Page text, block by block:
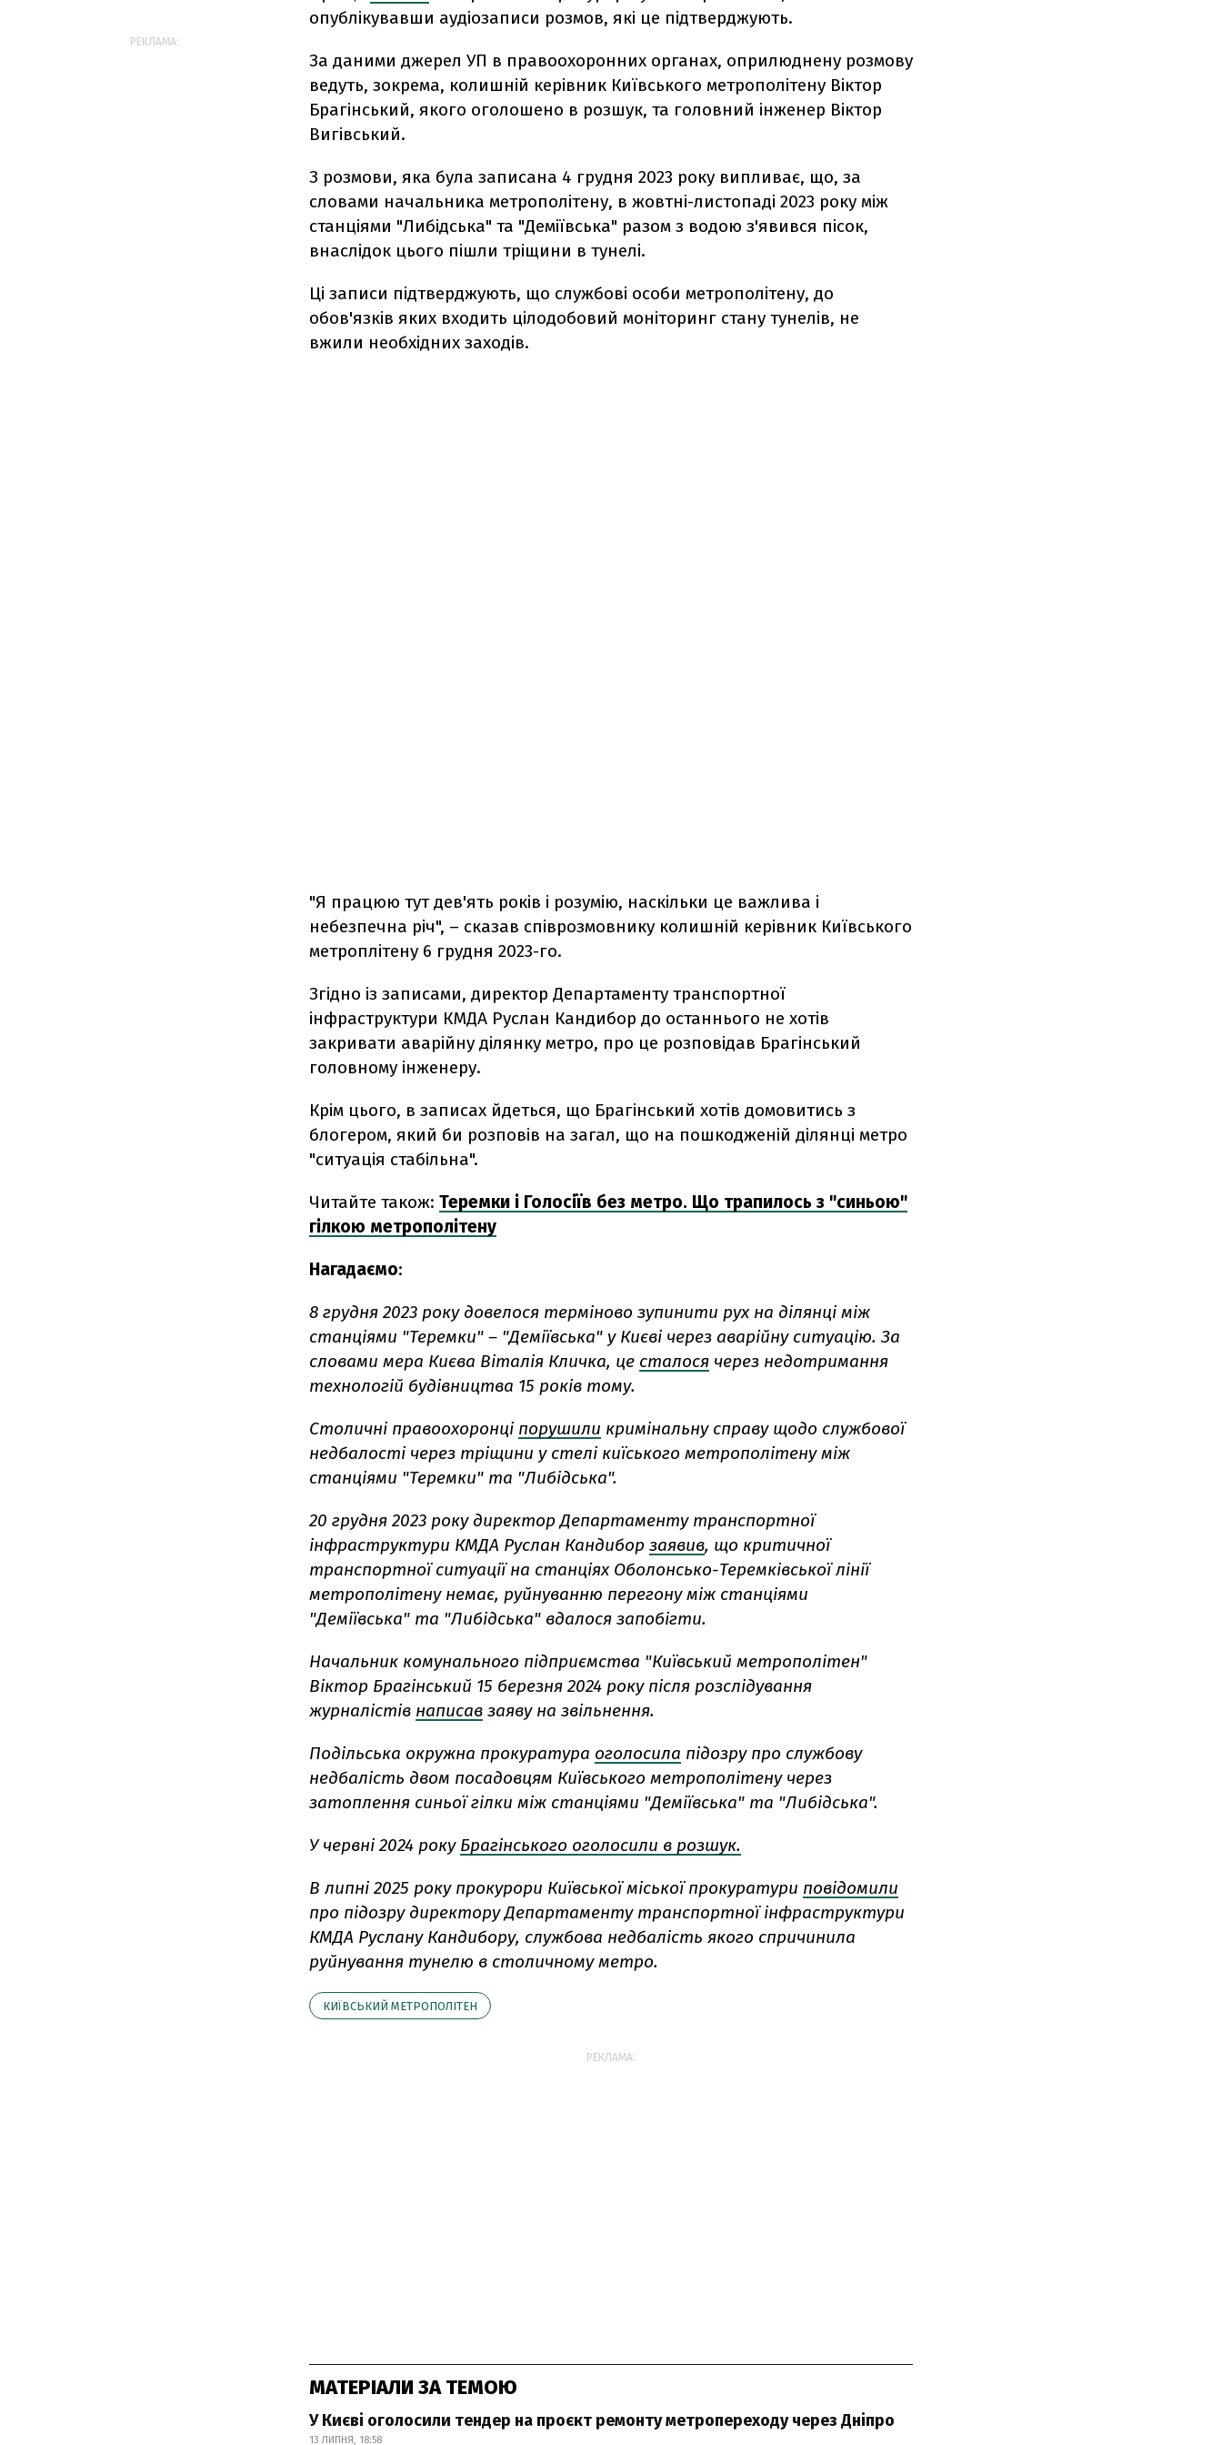
опублікувавши аудіозаписи розмов, які це підтверджують.
За даними джерел УП в правоохоронних органах, оприлюднену розмову
ведуть, зокрема, колишній керівник Київського метрополітену Віктор
Брагінський, якого оголошено в розшук, та головний інженер Віктор
Вигівський.
З розмови, яка була записана 4 грудня 2023 року випливає, що, за
словами начальника метрополітену, в жовтні-листопаді 2023 року між
станціями "Либідська" та "Деміївська" разом з водою з'явився пісок,
внаслідок цього пішли тріщини в тунелі.
Ці записи підтверджують, що службові особи метрополітену, до
обов'язків яких входить цілодобовий моніторинг стану тунелів, не
вжили необхідних заходів.
"Я працюю тут дев'ять років і розумію, наскільки це важлива і
небезпечна річ", – сказав співрозмовнику колишній керівник Київського
метроплітену 6 грудня 2023-го.
Згідно із записами, директор Департаменту транспортної
інфраструктури КМДА Руслан Кандибор до останнього не хотів
закривати аварійну ділянку метро, про це розповідав Брагінський
головному інженеру.
Крім цього, в записах йдеться, що Брагінський хотів домовитись з
блогером, який би розповів на загал, що на пошкодженій ділянці метро
"ситуація стабільна".
Читайте також: Теремки і Голосіїв без метро. Що трапилось з "синьою"
гілкою метрополітену
Нагадаємо:
8 грудня 2023 року довелося терміново зупинити рух на ділянці між
станціями "Теремки" – "Деміївська" у Києві через аварійну ситуацію. За
словами мера Києва Віталія Кличка, це сталося через недотримання
технологій будівництва 15 років тому.
Столичні правоохоронці порушили кримінальну справу щодо службової
недбалості через тріщини у стелі киїського метрополітену між
станціями "Теремки" та "Либідська".
20 грудня 2023 року директор Департаменту транспортної
інфраструктури КМДА Руслан Кандибор заявив, що критичної
транспортної ситуації на станціях Оболонсько-Теремківської лінії
метрополітену немає, руйнуванню перегону між станціями
"Деміївська" та "Либідська" вдалося запобігти.
Начальник комунального підприємства "Київський метрополітен"
Віктор Брагінський 15 березня 2024 року після розслідування
журналістів написав заяву на звільнення.
Подільська окружна прокуратура оголосила підозру про службову
недбалість двом посадовцям Київського метрополітену через
затоплення синьої гілки між станціями "Деміївська" та "Либідська".
У червні 2024 року Брагінського оголосили в розшук.
В липні 2025 року прокурори Київської міської прокуратури повідомили
про підозру директору Департаменту транспортної інфраструктури
КМДА Руслану Кандибору, службова недбалість якого спричинила
руйнування тунелю в столичному метро.
КИЇВСЬКИЙ МЕТРОПОЛІТЕН
РЕКЛАМА:
МАТЕРІАЛИ ЗА ТЕМОЮ
У Києві оголосили тендер на проєкт ремонту метропереходу через Дніпро
13 ЛИПНЯ, 18:58
РЕКЛАМА: